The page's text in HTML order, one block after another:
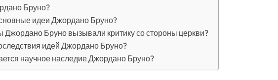
Бруно?
идеи Джордано Бруно?
Джордано Бруно вызывали критику со стороны церкви?
идей Джордано Бруно?
научное наследие Джордано Бруно?